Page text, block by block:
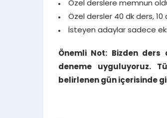
Özel derslere memnun
Özel dersler 40 dk ders,
İsteyen adaylar sadece
Önemli Not: Bizden ders
deneme uyguluyoruz.
belirlenen gün içerisinde